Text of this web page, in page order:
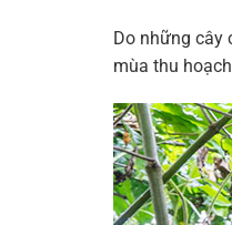
Do những cây
mùa thu